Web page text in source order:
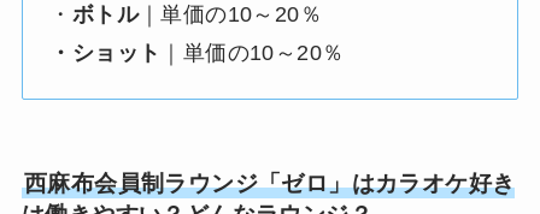
・ ボトル｜単価の10～20％
・ショット ｜単価の10～20％
西麻布会員制ラウンジ「ゼロ」はカラオケ好き